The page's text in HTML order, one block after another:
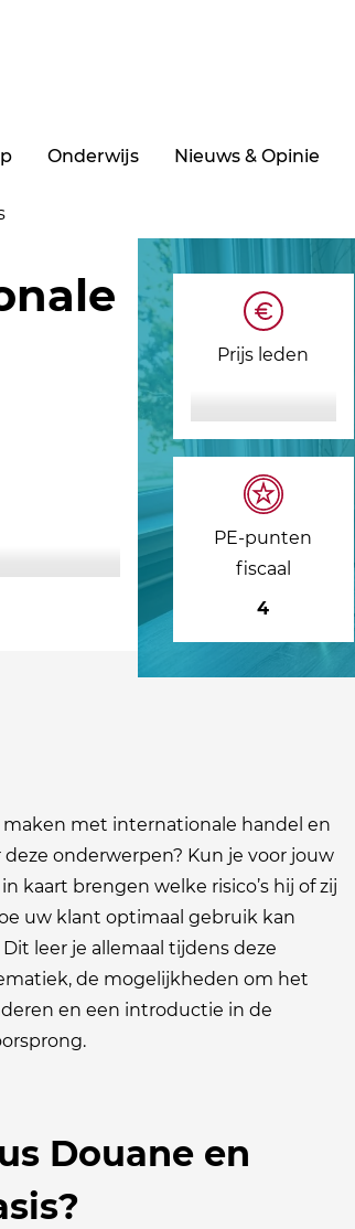
Onderwijs Nieuws & Opinie
Prijs leden
PE-punten
fiscaal
4
met internationale handel en
onderwerpen? Kun je voor jouw
kaart brengen welke risico’s hij of zij
uw klant optimaal gebruik kan
leer je allemaal tijdens deze
de mogelijkheden om het
en een introductie in de
Douane en